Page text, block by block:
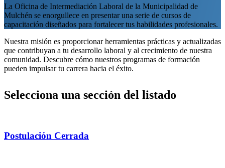
La Oficina de Intermediación Laboral de la Municipalidad de
Mulchén se enorgullece en presentar una serie de cursos de
capacitación diseñados para fortalecer tus habilidades profesionales.
Nuestra misión es proporcionar herramientas prácticas y actualizadas
que contribuyan a tu desarrollo laboral y al crecimiento de nuestra
comunidad. Descubre cómo nuestros programas de formación
pueden impulsar tu carrera hacia el éxito.
Selecciona una sección del listado
Postulación Cerrada